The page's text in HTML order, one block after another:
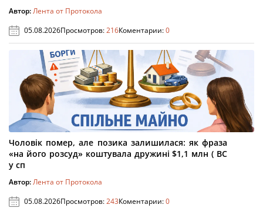
Автор:Лента от Протокола
05.08.2026Просмотров:216Коментарии:0
Чоловік помер, але позика залишилася: як фраза
«на його розсуд» коштувала дружині $1,1 млн ( ВС
у сп
Автор:Лента от Протокола
05.08.2026Просмотров:243Коментарии:0